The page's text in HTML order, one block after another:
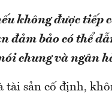
không được
đảm bảo có thể
chung và ngân
tài sản cố định,